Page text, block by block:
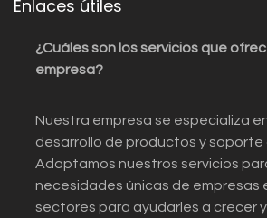
Enlaces útiles
¿Cuáles son los servicios que
empresa?
Nuestra empresa se especializa
desarrollo de productos y soporte
Adaptamos nuestros servicios
necesidades únicas de empresas
sectores para ayudarles a crecer